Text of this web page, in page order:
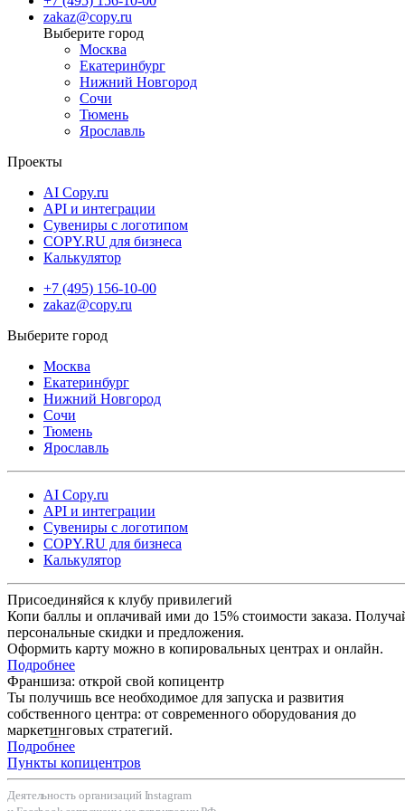
zakaz@copy.ru
Москва
Екатеринбург
Нижний Новгород
Сочи
Тюмень
Ярославль
Проекты
AI Copy.ru
API и интеграции
Сувениры с логотипом
COPY.RU для бизнеса
Калькулятор
+7 (495) 156-10-00
zakaz@copy.ru
Москва
Екатеринбург
Нижний Новгород
Сочи
Тюмень
Ярославль
AI Copy.ru
API и интеграции
Сувениры с логотипом
COPY.RU для бизнеса
Калькулятор
Присоединяйся к клубу привилегий
Копи баллы и оплачивай ими до 15% стоимости заказа.
персональные скидки и предложения.
Оформить карту можно в копировальных центрах и онлайн.
Подробнее
Франшиза: открой свой копицентр
Ты получишь все необходимое для запуска и развития
собственного центра: от современного оборудования до
маркетинговых стратегий.
Подробнее
Пункты копицентров
Деятельность организаций Instagram